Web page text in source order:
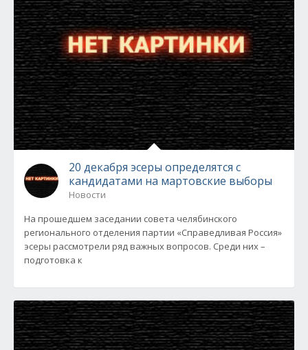
20 декабря эсеры определятся с
кандидатами на мартовские выборы
Новости
На прошедшем заседании совета челябинского
регионального отделения партии «Справедливая Россия»
эсеры рассмотрели ряд важных вопросов. Среди них –
подготовка к